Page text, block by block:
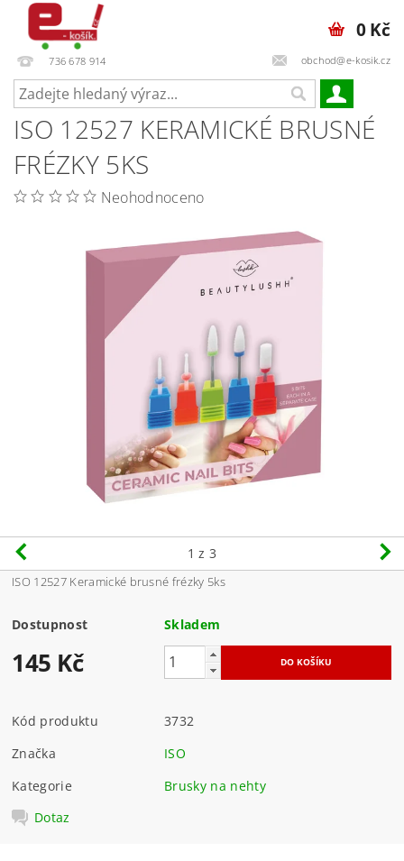
736 678 914 obchod@e-kosik.cz
0 Kč
ISO 12527 KERAMICKÉ BRUSNÉ
FRÉZKY 5KS
Neohodnoceno
1 z 3
ISO 12527 Keramické brusné frézky 5ks
Dostupnost Skladem
145 Kč
Kód produktu
3732
Značka
ISO
Kategorie
Brusky na nehty
Dotaz